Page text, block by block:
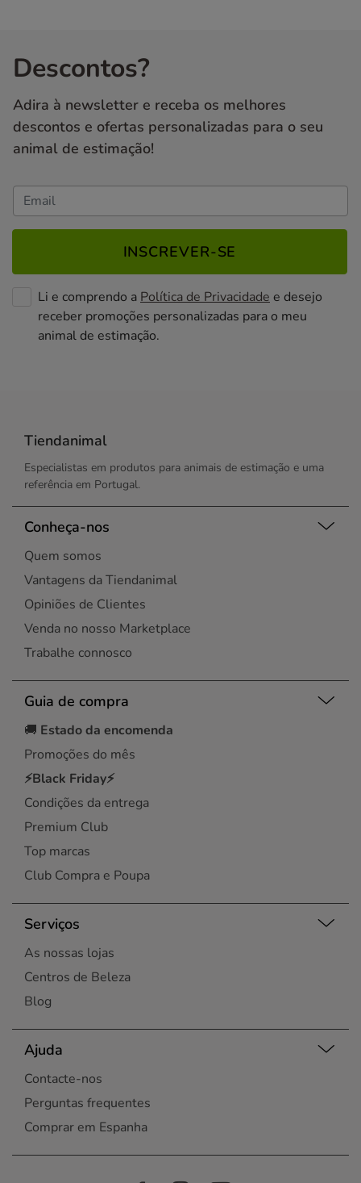
Descontos?
Adira à newsletter e receba os melhores
descontos e ofertas personalizadas para o seu
animal de estimação!
INSCREVER-SE
Li e comprendo a Política de Privacidade e desejo
receber promoções personalizadas para o meu
animal de estimação.
Tiendanimal
Especialistas em produtos para animais de estimação e uma
referência em Portugal.
Conheça-nos
Quem somos
Vantagens da Tiendanimal
Opiniões de Clientes
Venda no nosso Marketplace
Trabalhe connosco
Guia de compra
🚚 Estado da encomenda
Promoções do mês
⚡Black Friday⚡
Condições da entrega
Premium Club
Top marcas
Club Compra e Poupa
Serviços
As nossas lojas
Centros de Beleza
Blog
Ajuda
Contacte-nos
Perguntas frequentes
Comprar em Espanha